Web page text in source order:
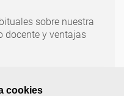
cookies
sobre nuestra
docente y ventajas
la